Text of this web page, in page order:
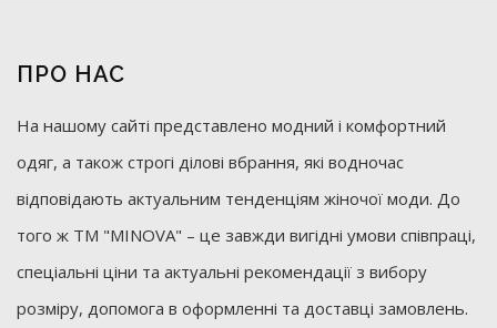
ПРО НАС
На нашому сайті представлено модний і комфортний
одяг, а також строгі ділові вбрання, які водночас
відповідають актуальним тенденціям жіночої моди. До
того ж ТМ "MINOVA" – це завжди вигідні умови співпраці,
спеціальні ціни та актуальні рекомендації з вибору
розміру, допомога в оформленні та доставці замовлень.